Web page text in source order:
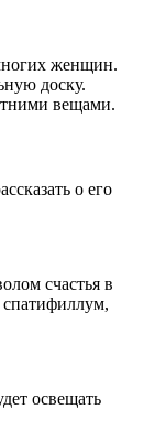
женщин.
доску.
вещами.
о его
счастья в
спатифиллум,
освещать